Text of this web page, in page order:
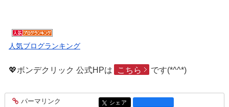
人気ブログランキング
💖ボンデクリック 公式HPは こちら です(*^^*)
entry2017
パーマリンク entry2017
シェア